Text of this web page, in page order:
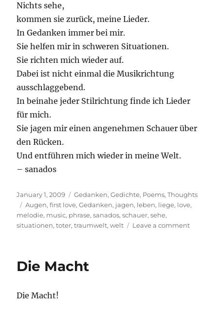
Nichts sehe,
kommen sie zurück, meine Lieder.
In Gedanken immer bei mir.
Sie helfen mir in schweren Situationen.
Sie richten mich wieder auf.
Dabei ist nicht einmal die Musikrichtung
ausschlaggebend.
In beinahe jeder Stilrichtung finde ich Lieder
für mich.
Sie jagen mir einen angenehmen Schauer über
den Rücken.
Und entführen mich wieder in meine Welt.
– sanados
Posted
on
January 1, 2009 Categories
Gedanken,Gedichte, Poems,Thoughts
Tags
Augen,first love,Gedanken, jagen, leben, liege, love,
melodie, music, phrase,sanados,schauer,sehe,
situationen,toter,traumwelt,welt Leave a commenton
Die Macht
Die Macht!